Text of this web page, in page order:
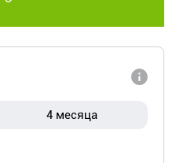
4 месяца